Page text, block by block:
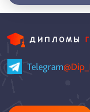
Telegram